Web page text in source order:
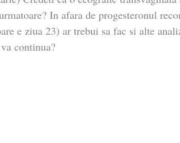
In afara de progesteronul
e ziua 23) ar trebui sa fac si alte
continua?